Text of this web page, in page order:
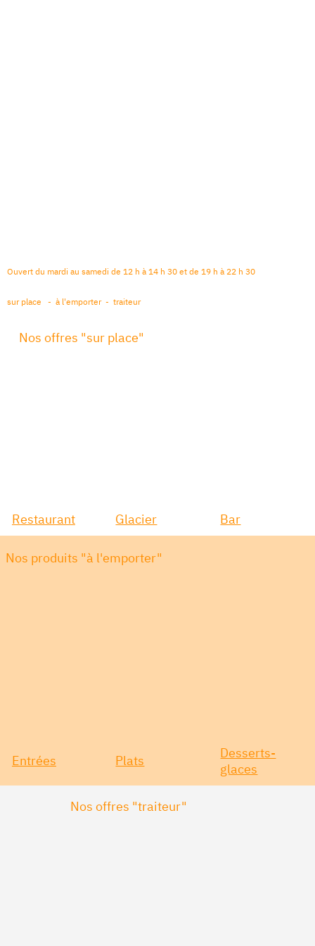
Ouvert du mardi au samedi de 12 h à 14 h 30 et de 19 h à 22 h 30
sur place - à l'emporter - traiteur
Bar
Glacier
Restaurant
Nos offres "sur place"
Entrées Plats
Desserts-
glaces
Nos produits "à l'emporter"
Nos offres "traiteur"